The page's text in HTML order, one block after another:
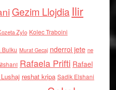
Gezim Llojdia Ilir
Zylo Kolec Traboini
Bulku Murat Gecaj nderroi jete ne
Rafaela Prifti Rafael
reshat kripa Sadik Elshani